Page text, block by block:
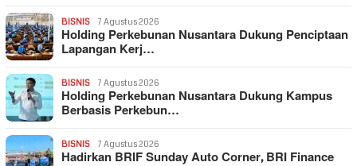
BISNIS 7 Agustus 2026
Holding Perkebunan Nusantara Dukung Penciptaan
Lapangan Kerj…
BISNIS 7 Agustus 2026
Holding Perkebunan Nusantara Dukung Kampus
Berbasis Perkebun…
BISNIS 7 Agustus 2026
Hadirkan BRIF Sunday Auto Corner, BRI Finance